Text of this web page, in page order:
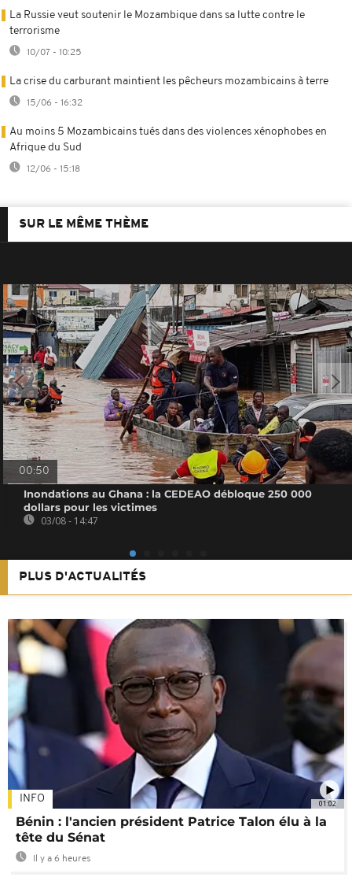
La Russie veut soutenir le Mozambique dans sa lutte contre le
terrorisme
10/07 - 10:25
La crise du carburant maintient les pêcheurs mozambicains à terre
15/06 - 16:32
Au moins 5 Mozambicains tués dans des violences xénophobes en
Afrique du Sud
12/06 - 15:18
SUR LE MÊME THÈME
00:50
Inondations au Ghana : la CEDEAO débloque 250 000
dollars pour les victimes
03/08 - 14:47
PLUS D'ACTUALITÉS
01:02
INFO
Bénin : l'ancien président Patrice Talon élu à la
tête du Sénat
Il y a 6 heures